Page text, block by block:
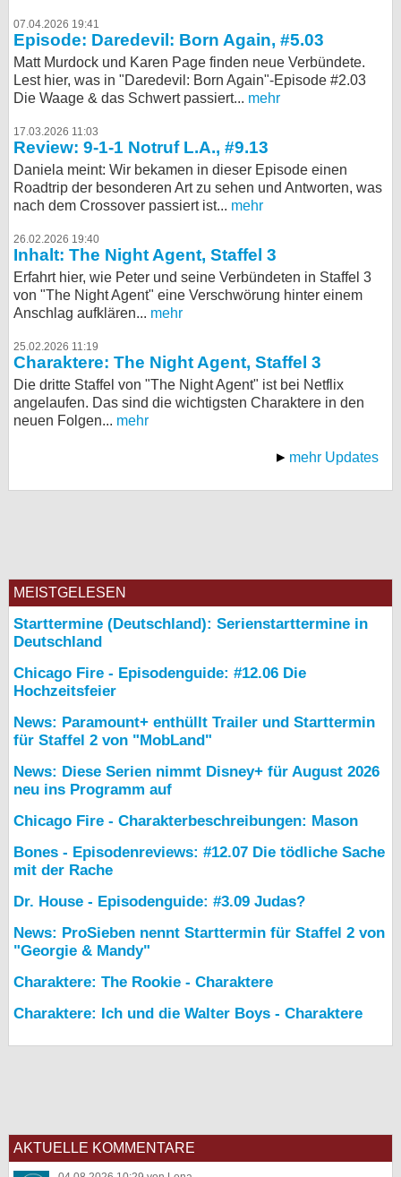
07.04.2026 19:41
Episode: Daredevil: Born Again, #5.03
Matt Murdock und Karen Page finden neue Verbündete.
Lest hier, was in "Daredevil: Born Again"-Episode #2.03
Die Waage & das Schwert passiert... mehr
17.03.2026 11:03
Review: 9-1-1 Notruf L.A., #9.13
Daniela meint: Wir bekamen in dieser Episode einen
Roadtrip der besonderen Art zu sehen und Antworten, was
nach dem Crossover passiert ist... mehr
26.02.2026 19:40
Inhalt: The Night Agent, Staffel 3
Erfahrt hier, wie Peter und seine Verbündeten in Staffel 3
von "The Night Agent" eine Verschwörung hinter einem
Anschlag aufklären... mehr
25.02.2026 11:19
Charaktere: The Night Agent, Staffel 3
Die dritte Staffel von "The Night Agent" ist bei Netflix
angelaufen. Das sind die wichtigsten Charaktere in den
neuen Folgen... mehr
mehr Updates
MEISTGELESEN
Starttermine (Deutschland): Serienstarttermine in
Deutschland
Chicago Fire - Episodenguide: #12.06 Die
Hochzeitsfeier
News: Paramount+ enthüllt Trailer und Starttermin
für Staffel 2 von "MobLand"
News: Diese Serien nimmt Disney+ für August 2026
neu ins Programm auf
Chicago Fire - Charakterbeschreibungen: Mason
Bones - Episodenreviews: #12.07 Die tödliche Sache
mit der Rache
Dr. House - Episodenguide: #3.09 Judas?
News: ProSieben nennt Starttermin für Staffel 2 von
"Georgie & Mandy"
Charaktere: The Rookie - Charaktere
Charaktere: Ich und die Walter Boys - Charaktere
AKTUELLE KOMMENTARE